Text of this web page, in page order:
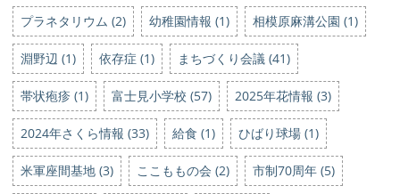
プラネタリウム (2) 幼稚園情報 (1) 相模原麻溝公園 (1)
淵野辺 (1) 依存症 (1) まちづくり会議 (41)
帯状疱疹 (1) 富士見小学校 (57) 2025年花情報 (3)
2024年さくら情報 (33) 給食 (1) ひばり球場 (1)
米軍座間基地 (3) ここももの会 (2) 市制70周年 (5)